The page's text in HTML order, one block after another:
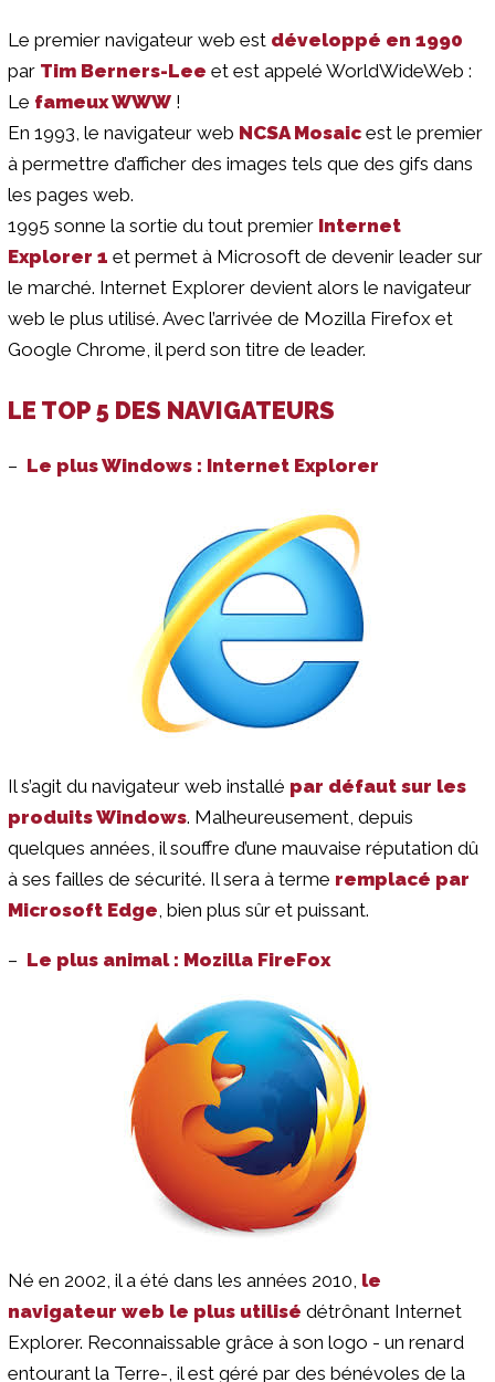
Le premier navigateur web est développé en 1990
par Tim Berners-Lee et est appelé WorldWideWeb :
Le fameux WWW !
En 1993, le navigateur web NCSA Mosaic est le premier
à permettre d’afficher des images tels que des gifs dans
les pages web.
1995 sonne la sortie du tout premier Internet
Explorer 1 et permet à Microsoft de devenir leader sur
le marché. Internet Explorer devient alors le navigateur
web le plus utilisé. Avec l’arrivée de Mozilla Firefox et
Google Chrome, il perd son titre de leader.
LE TOP 5 DES NAVIGATEURS
– Le plus Windows : Internet Explorer
Il s’agit du navigateur web installé par défaut sur les
produits Windows. Malheureusement, depuis
quelques années, il souffre d’une mauvaise réputation dû
à ses failles de sécurité. Il sera à terme remplacé par
Microsoft Edge, bien plus sûr et puissant.
– Le plus animal : Mozilla FireFox
Né en 2002, il a été dans les années 2010, le
navigateur web le plus utilisé détrônant Internet
Explorer. Reconnaissable grâce à son logo - un renard
entourant la Terre-, il est géré par des bénévoles de la